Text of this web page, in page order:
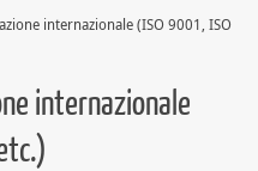
internazionale (ISO 9001, ISO
internazionale